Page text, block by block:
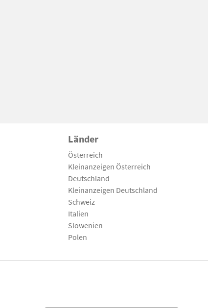
Länder
Österreich
Kleinanzeigen Österreich
Deutschland
Kleinanzeigen Deutschland
Schweiz
Italien
Slowenien
Polen